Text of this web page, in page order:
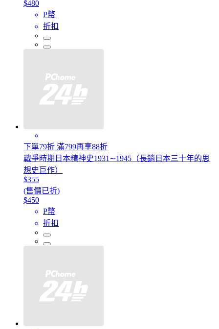
$480
P幣
折扣
下單79折 滿799再享88折
戰爭時期日本精神史1931∼1945（長銷日本三十年的思
想史巨作）
$355
(售價已折)
$450
P幣
折扣